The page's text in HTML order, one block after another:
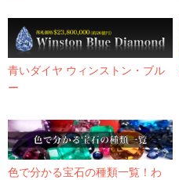
青いダイヤ ウィンストン・ブル
ー
色で分かる宝石の種類一覧！わ